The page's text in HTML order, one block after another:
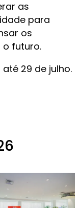
as
para
os
futuro.
29 de julho.